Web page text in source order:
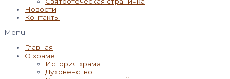
Новости
Контакты
Menu
Главная
О храме
История храма
Духовенство